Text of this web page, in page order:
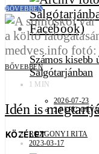
Számos kisebb
Salgótarjánban
2026-07-23
2 PERC
KÖZÉLET
BŐVEBBEN
BŐVEBBEN
1 MIN
Idén is
ROZGONYI RITA
2023-03-17